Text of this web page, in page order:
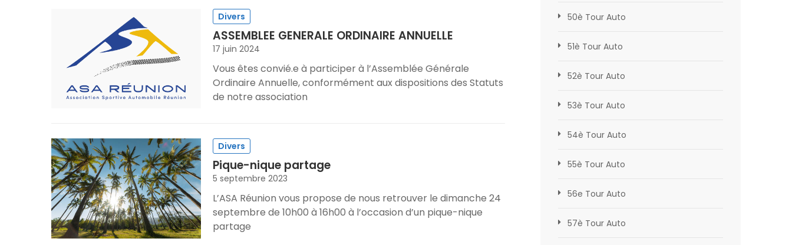
Divers
ASSEMBLEE GENERALE ORDINAIRE ANNUELLE
17 juin 2024
Vous êtes convié.e à participer à l’Assemblée Générale
Ordinaire Annuelle, conformément aux dispositions des Statuts
de notre association
Divers
Pique-nique partage
5 septembre 2023
L’ASA Réunion vous propose de nous retrouver le dimanche 24
septembre de 10h00 à 16h00 à l’occasion d’un pique-nique
partage
50è Tour Auto
51è Tour Auto
52è Tour Auto
53è Tour Auto
54è Tour Auto
55è Tour Auto
56e Tour Auto
57è Tour Auto